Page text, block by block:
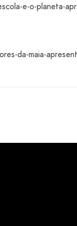
e-o-planeta-
da-maia-